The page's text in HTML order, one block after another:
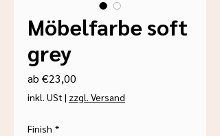
Möbelfarbe soft
grey
ab €23,00
Preis
inkl. USt | zzgl. Versand
Finish *